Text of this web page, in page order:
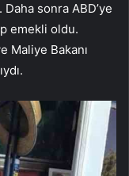
sonra ABD’ye
emekli oldu.
Maliye Bakanı